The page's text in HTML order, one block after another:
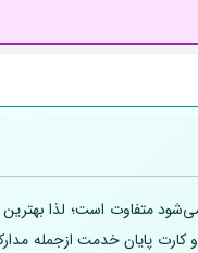
متفاوت است؛ لذا بهترین
کارت پایان خدمت ازجمله